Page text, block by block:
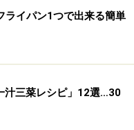
少々
適宜
ライパン1つで出来る簡単
汁三菜レシピ」12選…30